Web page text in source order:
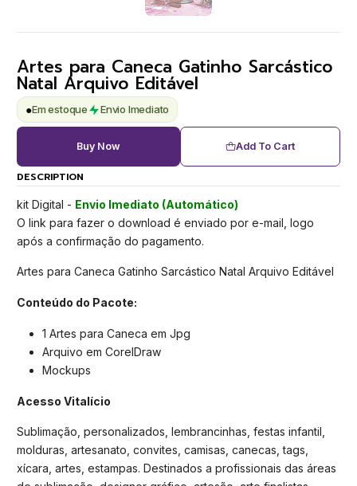
Artes para Caneca Gatinho Sarcástico
Natal Arquivo Editável
●Em estoque Envio Imediato
Add To Cart
Buy Now
DESCRIPTION
kit Digital - Envio Imediato (Automático)
O link para fazer o download é enviado por e-mail, logo
após a confirmação do pagamento.
Artes para Caneca Gatinho Sarcástico Natal Arquivo Editável
Conteúdo do Pacote:
1 Artes para Caneca em Jpg
Arquivo em CorelDraw
Mockups
Acesso Vitalício
Sublimação, personalizados, lembrancinhas, festas infantil,
molduras, artesanato, convites, camisas, canecas, tags,
xícara, artes, estampas. Destinados a profissionais das áreas